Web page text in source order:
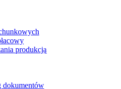
produkcją
dokumentów